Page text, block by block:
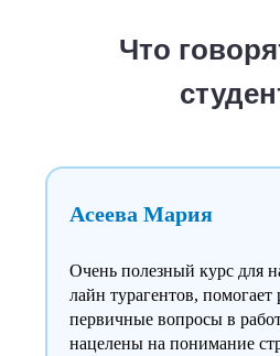
Что
Асеева Мария
Очень полезный курс для
лайн турагентов, помогает
первичные вопросы в
нацелены на понимание